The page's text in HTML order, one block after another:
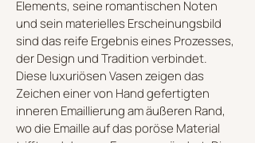
Elements, seine romantischen Noten
und sein materielles Erscheinungsbild
sind das reife Ergebnis eines Prozesses,
der Design und Tradition verbindet.
Diese luxuriösen Vasen zeigen das
Zeichen einer von Hand gefertigten
inneren Emaillierung am äußeren Rand,
wo die Emaille auf das poröse Material